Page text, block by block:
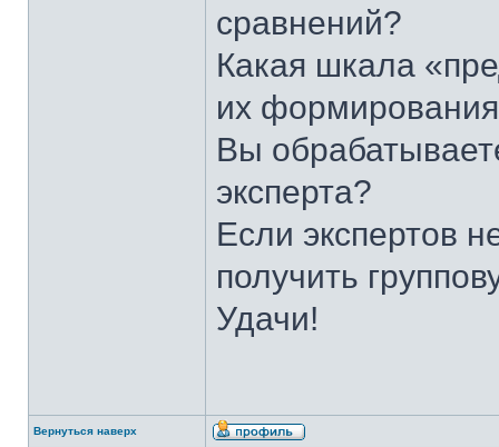
сравнений?
Какая шкала
их
Вы
эксперта?
Если экспертов
получить
Удачи!
Вернуться наверх